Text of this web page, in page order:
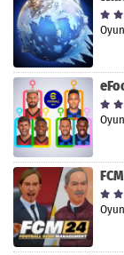
Oyun
Oyun
Oyun